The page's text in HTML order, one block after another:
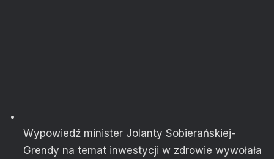
Wypowiedź minister Jolanty Sobierańskiej-
Grendy na temat inwestycji w zdrowie wywołała